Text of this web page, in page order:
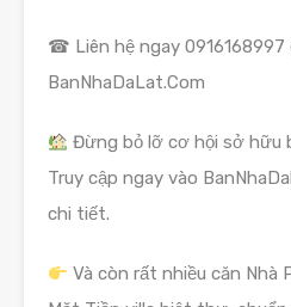
☎ Liên hệ ngay 0916168997
BanNhaDaLat.Com
Đừng bỏ lỡ cơ hội sở hữu
Truy cập ngay vào
chi tiết.
Và còn rất nhiều căn Nhà